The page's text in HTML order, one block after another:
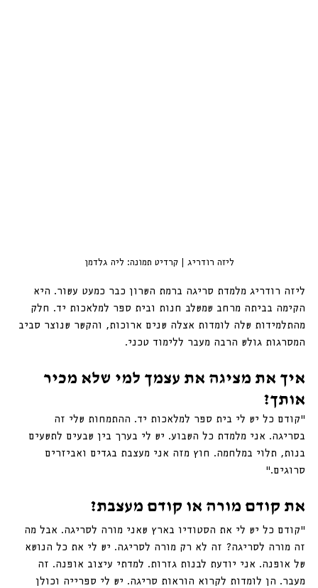
ליזה רודריג | קרדיט תמונה: ליה גלדמן
ליזה רודריג מלמדת סריגה ברמת השרון כבר כמעט עשור. היא
הקימה בביתה מרחב שמשלב חנות ובית ספר למלאכות יד. חלק
מהתלמידות שלה לומדות אצלה שנים ארוכות, והקשר שנוצר סביב
המסרגות גולש הרבה מעבר ללימוד טכני.
איך את מציגה את עצמך למי שלא מכיר
אותך?
״קודם כל יש לי בית ספר למלאכות יד. ההתמחות שלי זה
בסריגה. אני מלמדת כל השבוע. יש לי בערך בין שבעים לתשעים
בנות, תלוי במלחמה. חוץ מזה אני מעצבת בגדים ואביזרים
סרוגים.״
את קודם מורה או קודם מעצבת?
"קודם כל יש לי את הסטודיו בארץ שאני מורה לסריגה. אבל מה
זה מורה לסריגה? זה לא רק מורה לסריגה. יש לי את כל הנושא
של אופנה. אני יודעת לבנות גזרות. למדתי עיצוב אופנה. זה
מעבר. הן לומדות לקרוא הוראות סריגה. יש לי ספרייה וכולן